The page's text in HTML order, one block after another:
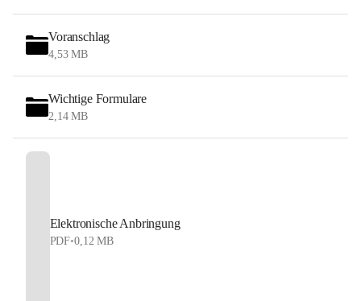
Voranschlag
4,53 MB
Wichtige Formulare
2,14 MB
Elektronische Anbringung
PDF•0,12 MB